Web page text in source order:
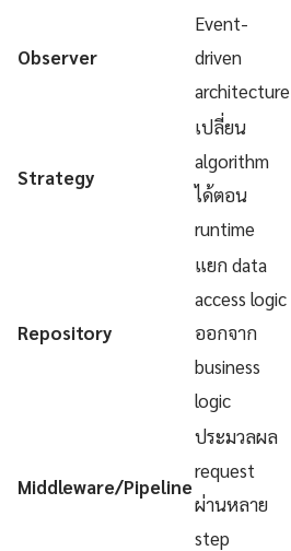
Observer
Event-
driven
architecture
Strategy
เปลี่ยน
algorithm
ได้ตอน
runtime
Repository
แยก data
access logic
ออกจาก
business
logic
Middleware/Pipeline
ประมวลผล
request
ผ่านหลาย
step